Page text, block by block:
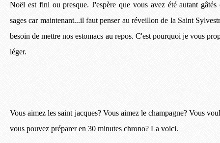
Noël est fini ou presque. J'espère que vous avez été autant
sages car maintenant...il faut penser au réveillon de la Saint
besoin de mettre nos estomacs au repos. C'est pourquoi je vous
léger.
Vous aimez les saint jacques? Vous aimez le champagne? Vous
vous pouvez préparer en 30 minutes chrono? La voici.